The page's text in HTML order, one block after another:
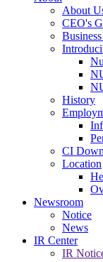
About
CEO's
History
CI
Location
Newsroom
Notice
News
IR Center
IR